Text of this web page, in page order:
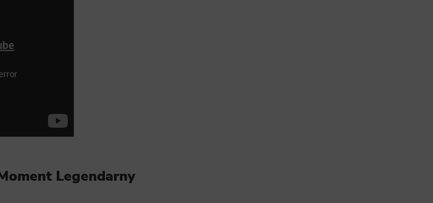
for displaying personalized ads that may be of interest to the user based on browsing history and habits and
Legendarny